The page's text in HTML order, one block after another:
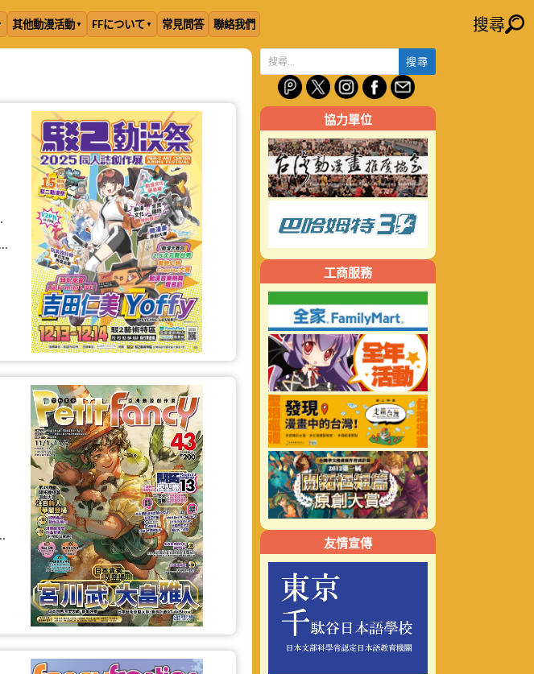
其他動漫活動 FFについて 常見問答 聯絡我們 搜尋
尋
關
鍵
字:
協力單位
工商服務
友情宣傳